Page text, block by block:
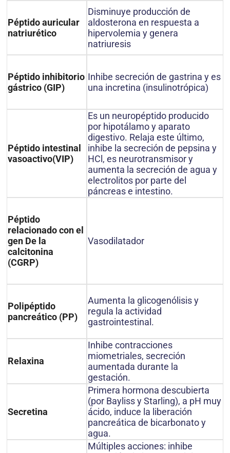
Péptido auricular
natriurético
Disminuye producción de
aldosterona en respuesta a
hipervolemia y genera
natriuresis
Péptido inhibitorio
gástrico (GIP)
Inhibe secreción de gastrina y es
una incretina (insulinotrópica)
Péptido intestinal
vasoactivo(VIP)
Es un neuropéptido producido
por hipotálamo y aparato
digestivo. Relaja este último,
inhibe la secreción de pepsina y
HCl, es neurotransmisor y
aumenta la secreción de agua y
electrolitos por parte del
páncreas e intestino.
Péptido
relacionado con el
gen De la
calcitonina
(CGRP)
Vasodilatador
Polipéptido
pancreático (PP)
Aumenta la glicogenólisis y
regula la actividad
gastrointestinal.
Relaxina
Inhibe contracciones
miometriales, secreción
aumentada durante la
gestación.
Secretina
Primera hormona descubierta
(por Bayliss y Starling), a pH muy
ácido, induce la liberación
pancreática de bicarbonato y
agua.
Múltiples acciones: inhibe